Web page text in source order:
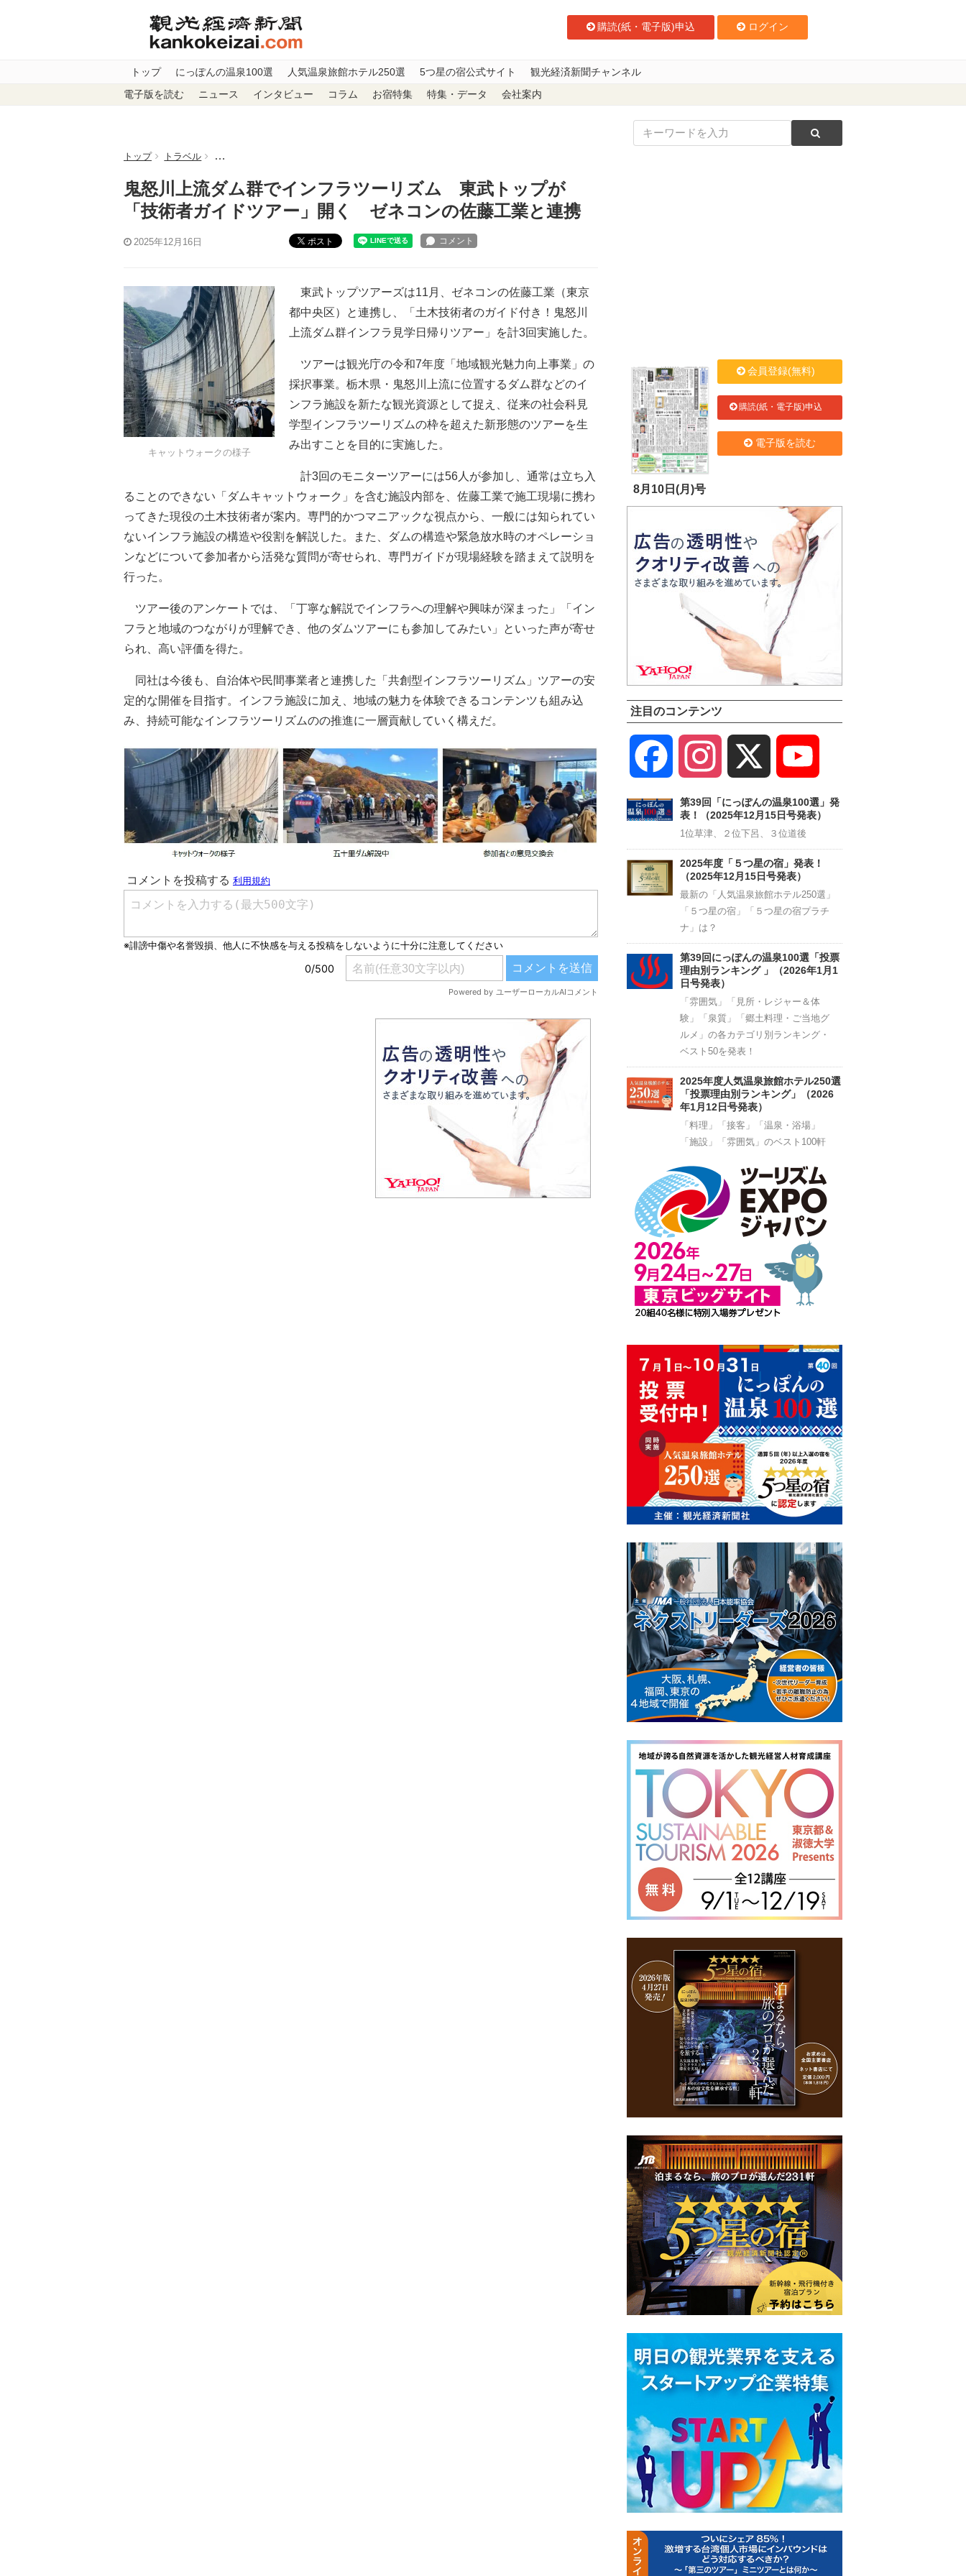
購読(紙・電子版)申込 ログイン
トップ にっぽんの温泉100選 人気温泉旅館ホテル250選 5つ星の宿公式サイト 観光経済新聞チャンネル
電子版を読む ニュース インタビュー コラム お宿特集 特集・データ 会社案内
トップ トラベル 鬼怒川上流ダム群でインフラツーリズム 東武トップが「技術者ガイドツアー」開く ゼネコンの佐藤工業と連携
鬼怒川上流ダム群でインフラツーリズム 東武トップが
「技術者ガイドツアー」開く ゼネコンの佐藤工業と連携
2025年12月16日 ポスト
キャットウォークの様子
東武トップツアーズは11月、ゼネコンの佐藤工業（東京
都中央区）と連携し、「土木技術者のガイド付き！鬼怒川
上流ダム群インフラ見学日帰りツアー」を計3回実施した。
ツアーは観光庁の令和7年度「地域観光魅力向上事業」の
採択事業。栃木県・鬼怒川上流に位置するダム群などのイ
ンフラ施設を新たな観光資源として捉え、従来の社会科見
学型インフラツーリズムの枠を超えた新形態のツアーを生
み出すことを目的に実施した。
計3回のモニターツアーには56人が参加し、通常は立ち入
ることのできない「ダムキャットウォーク」を含む施設内部を、佐藤工業で施工現場に携わ
ってきた現役の土木技術者が案内。専門的かつマニアックな視点から、一般には知られてい
ないインフラ施設の構造や役割を解説した。また、ダムの構造や緊急放水時のオペレーショ
ンなどについて参加者から活発な質問が寄せられ、専門ガイドが現場経験を踏まえて説明を
行った。
ツアー後のアンケートでは、「丁寧な解説でインフラへの理解や興味が深まった」「イン
フラと地域のつながりが理解でき、他のダムツアーにも参加してみたい」といった声が寄せ
られ、高い評価を得た。
同社は今後も、自治体や民間事業者と連携した「共創型インフラツーリズム」ツアーの安
定的な開催を目指す。インフラ施設に加え、地域の魅力を体験できるコンテンツも組み込
み、持続可能なインフラツーリズムのの推進に一層貢献していく構えだ。
8月10日(月)号
会員登録(無料)
購読(紙・電子版)申込
電子版を読む
注目のコンテンツ
Facebook Instagram
Channel
第39回「にっぽんの温泉100選」発
表！（2025年12月15日号発表）
1位草津、２位下呂、３位道後
2025年度「５つ星の宿」発表！
（2025年12月15日号発表）
最新の「人気温泉旅館ホテル250選」
「５つ星の宿」「５つ星の宿プラチ
ナ」は？
第39回にっぽんの温泉100選「投票
理由別ランキング 」（2026年1月1
日号発表）
「雰囲気」「見所・レジャー＆体
験」「泉質」「郷土料理・ご当地グ
ルメ」の各カテゴリ別ランキング・
ベスト50を発表！
2025年度人気温泉旅館ホテル250選
「投票理由別ランキング」（2026
年1月12日号発表）
「料理」「接客」「温泉・浴場」
「施設」「雰囲気」のベスト100軒